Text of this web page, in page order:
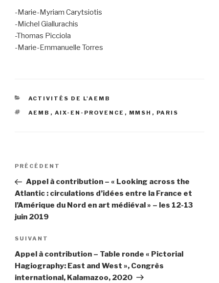
-Marie-Myriam Carytsiotis
-Michel Giallurachis
-Thomas Picciola
-Marie-Emmanuelle Torres
CATÉGORIES
ACTIVITÉS DE L'AEMB
ÉTIQUETTES
AEMB , AIX-EN-PROVENCE , MMSH , PARIS
Navigation
l’article
Article
précédent
PRÉCÉDENT
Appel à contribution – « Looking across the
Atlantic : circulations d’idées entre la France et
l’Amérique du Nord en art médiéval » – les 12-13
juin 2019
Article
suivant
SUIVANT
Appel à contribution – Table ronde « Pictorial
Hagiography: East and West », Congrès
international, Kalamazoo, 2020